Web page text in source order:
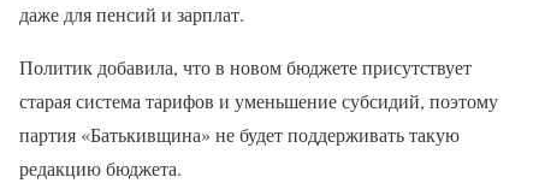
даже для пенсий и зарплат.
Политик добавила, что в новом бюджете присутствует
старая система тарифов и уменьшение субсидий, поэтому
партия «Батькивщина» не будет поддерживать такую
редакцию бюджета.